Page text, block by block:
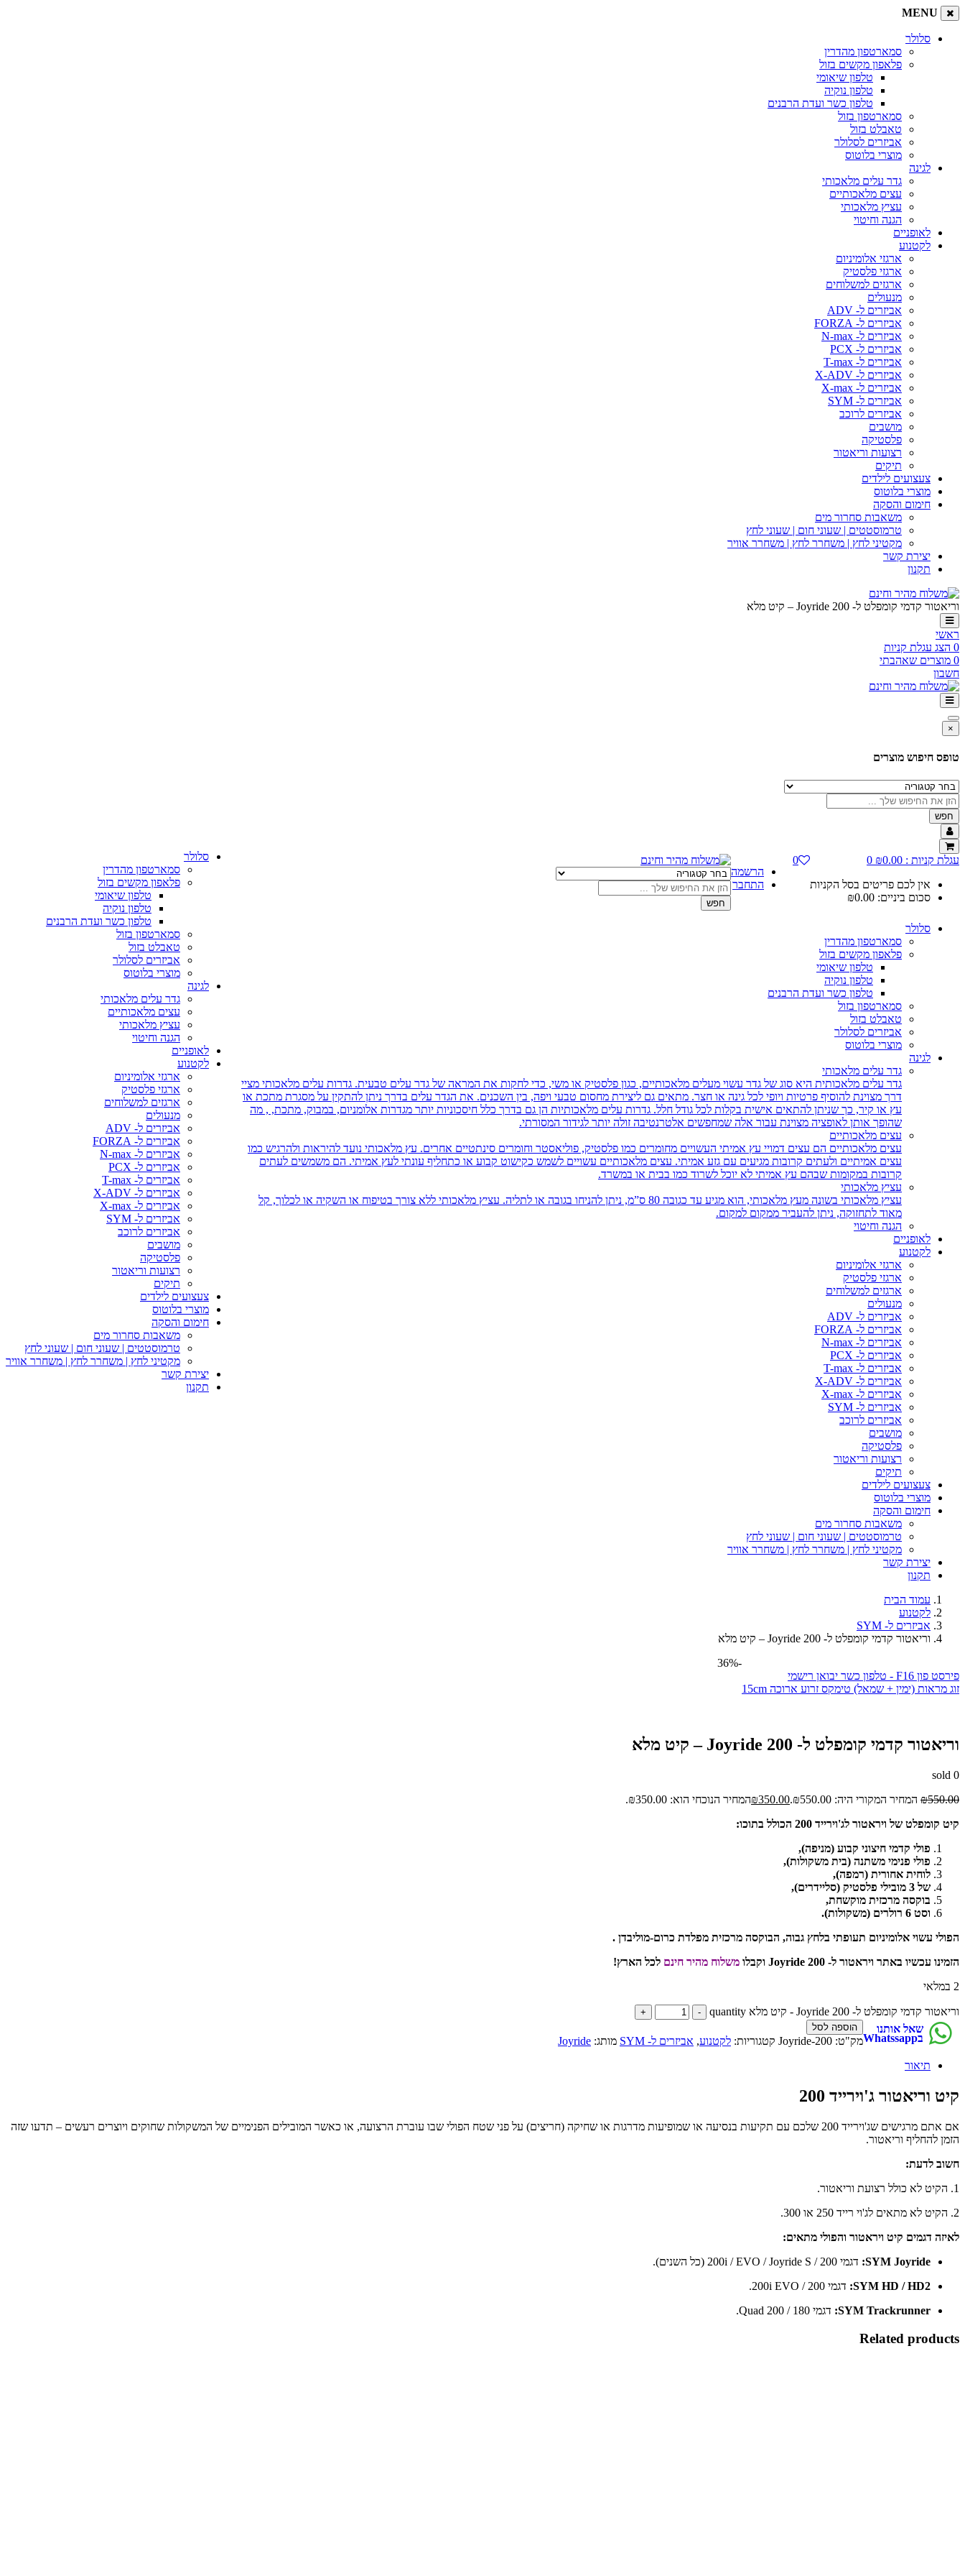
MENU
סלולר
סמארטפון מהדרין
פלאפון מקשים בזול
טלפון שיאומי
טלפון נוקיה
טלפון כשר ועדת הרבנים
סמארטפון בזול
טאבלט בזול
אביזרים לסלולר
מוצרי בלוטוס
לגינה
גדר עלים מלאכותי
עצים מלאכותיים
עציץ מלאכותי
הגנה וחיטוי
לאופניים
לקטנוע
ארגזי אלומיניום
ארגזי פלסטיק
ארגזים למשלוחים
מנעולים
אביזרים ל- ADV
אביזרים ל- FORZA
אביזרים ל- N-max
אביזרים ל- PCX
אביזרים ל- T-max
אביזרים ל- X-ADV
אביזרים ל- X-max
אביזרים ל- SYM
אביזרים לרוכב
מושבים
פלסטיקה
רצועות וריאטור
תיקים
צעצועים לילדים
מוצרי בלוטוס
חימום והסקה
משאבות סחרור מים
טרמוסטטים | שעוני חום | שעוני לחץ
מקטיני לחץ | משחרר לחץ | משחרר אוויר
יצירת קשר
תקנון
וריאטור קדמי קומפלט ל- Joyride 200 – קיט מלא
ראשי
0 הצג עגלת קניות
0 מוצרים שאהבתי
חשבון
×
טופס חיפוש מוצרים
חפש
סלולר
סמארטפון מהדרין
פלאפון מקשים בזול
טלפון שיאומי
טלפון נוקיה
טלפון כשר ועדת הרבנים
סמארטפון בזול
טאבלט בזול
אביזרים לסלולר
מוצרי בלוטוס
לגינה
גדר עלים מלאכותי
עצים מלאכותיים
עציץ מלאכותי
הגנה וחיטוי
לאופניים
לקטנוע
ארגזי אלומיניום
ארגזי פלסטיק
ארגזים למשלוחים
מנעולים
אביזרים ל- ADV
אביזרים ל- FORZA
אביזרים ל- N-max
אביזרים ל- PCX
אביזרים ל- T-max
אביזרים ל- X-ADV
אביזרים ל- X-max
אביזרים ל- SYM
אביזרים לרוכב
מושבים
פלסטיקה
רצועות וריאטור
תיקים
צעצועים לילדים
מוצרי בלוטוס
חימום והסקה
משאבות סחרור מים
טרמוסטטים | שעוני חום | שעוני לחץ
מקטיני לחץ | משחרר לחץ | משחרר אוויר
יצירת קשר
תקנון
עגלת קניות : ₪0.00
0
אין לכם פריטים בסל הקניות
סכום ביניים:
₪0.00
0
הרשמה
התחבר
חפש
סלולר
סמארטפון מהדרין
פלאפון מקשים בזול
טלפון שיאומי
טלפון נוקיה
טלפון כשר ועדת הרבנים
סמארטפון בזול
טאבלט בזול
אביזרים לסלולר
מוצרי בלוטוס
לגינה
גדר עלים מלאכותי
גדר עלים מלאכותית היא סוג של גדר עשוי מעלים מלאכותיים, כגון פלסטיק או משי, כדי לחקות את המראה של גדר עלים טבעית. גדרות עלים מלאכותי מציי
דרך מצוינת להוסיף פרטיות ויופי לכל גינה או חצר. מתאים גם ליצירת מחסום טבעי ויפה, בין השכנים. את הגדר עלים בדרך ניתן להתקין על מסגרת מתכת או
עץ או קיר, כך שניתן להתאים אישית בקלות לכל גודל חלל. גדרות עלים מלאכותיות הן גם בדרך כלל חיסכוניות יותר מגדרות אלומניום, במבוק, מתכת, , מה
שהופך אותן לאופציה מצוינת עבור אלה שמחפשים אלטרנטיבה זולה יותר לגידור המסורתי.
עצים מלאכותיים
עצים מלאכותיים הם עצים דמויי עץ אמיתי העשויים מחומרים כמו פלסטיק, פוליאסטר וחומרים סינתטיים אחרים. עץ מלאכותי נועד להיראות ולהרגיש כמו
עצים אמיתיים ולעתים קרובות מגיעים עם גזע אמיתי. עצים מלאכותיים עשויים לשמש כקישוט קבוע או כתחליף עונתי לעץ אמיתי. הם משמשים לעתים
קרובות במקומות שבהם עץ אמיתי לא יוכל לשרוד כמו בבית או במשרד.
עציץ מלאכותי
עציץ מלאכותי בשונה מעץ מלאכותי, הוא מגיע עד כגובה 80 ס”מ, ניתן להניחו בגובה או לתליה. עציץ מלאכותי ללא צורך בטיפוח או השקיה או לכלוך, קל
מאוד לתחזוקה, ניתן להעביר ממקום למקום.
הגנה וחיטוי
לאופניים
לקטנוע
ארגזי אלומיניום
ארגזי פלסטיק
ארגזים למשלוחים
מנעולים
אביזרים ל- ADV
אביזרים ל- FORZA
אביזרים ל- N-max
אביזרים ל- PCX
אביזרים ל- T-max
אביזרים ל- X-ADV
אביזרים ל- X-max
אביזרים ל- SYM
אביזרים לרוכב
מושבים
פלסטיקה
רצועות וריאטור
תיקים
צעצועים לילדים
מוצרי בלוטוס
חימום והסקה
משאבות סחרור מים
טרמוסטטים | שעוני חום | שעוני לחץ
מקטיני לחץ | משחרר לחץ | משחרר אוויר
יצירת קשר
תקנון
עמוד הבית
לקטנוע
אביזרים ל- SYM
וריאטור קדמי קומפלט ל- Joyride 200 – קיט מלא
פירסט פון F16 - טלפון כשר יבואן רישמי
זוג מראות (ימין + שמאל) טימקס זרוע ארוכה 15cm
-36%
וריאטור קדמי קומפלט ל- Joyride 200 – קיט מלא
0
sold
₪550.00 המחיר המקורי היה: ₪550.00. ₪350.00
המחיר הנוכחי הוא: ₪350.00.
קיט קומפלט של ויראטור לג'וירייד 200 הכולל בתוכו:
פולי קדמי חיצוני קבוע (מניפה),
פולי פנימי משתנה (בית משקולות),
לוחית אחורית (רמפה),
של 3 מובילי פלסטיק (סליידרים),
בוקסה מרכזית מוקשחת,
וסט 6 רולרים (משקולות).
הפולי עשוי אלומיניום תעופתי בלחץ גבוה, הבוקסה מרכזית מפלדת כרום-מוליבדן .
הזמינו עכשיו באתר ויראטור ל- Joyride 200 וקבלו
משלוח מהיר חינם לכל הארץ!
2 במלאי
וריאטור קדמי קומפלט ל- Joyride 200 - קיט מלא quantity
הוספה לסל שאל אותנו
בWhatssapp מק"ט: Joyride-200 קטגוריות: לקטנוע, אביזרים ל- SYM מותג: Joyride
תיאור
קיט וריאטור ג'וירייד 200
אם אתם מרגישים שג'וירייד 200 שלכם עם תקיעות בנסיעה או שמופיעות מדרגות או שחיקה (חריצים) על פני שטח הפולי שבו עוברת הרצועה, או כאשר המובילים הפנימיים של המשקולות שחוקים ויוצרים רעשים – תדעו שזה
הזמן להחליף וריאטור.
חשוב לדעת:
1. הקיט לא כולל רצועת וריאטור.
2. הקיט לא מתאים לג'וי רייד 250 או 300.
לאיזה דגמים קיט ויראטור והפולי מתאים:
SYM Joyride: דגמי 200 / 200i / EVO / Joyride S (כל השנים).
SYM HD / HD2: דגמי 200 / 200i EVO.
SYM Trackrunner: דגמי Quad 200 / 180.
Related products